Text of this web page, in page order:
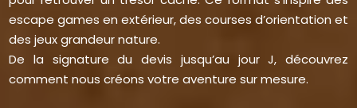
escape games en extérieur, des courses d’orientation et
des jeux grandeur nature.
De la signature du devis jusqu’au jour J, découvrez
comment nous créons votre aventure sur mesure.